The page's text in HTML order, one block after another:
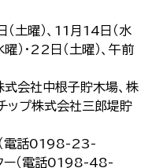
（土曜）、11月14日（水
）・22日（土曜）、午前
式会社中根子貯木場、株
ップ株式会社三郎堤貯
（電話0198-23-
ー（電話0198-48-